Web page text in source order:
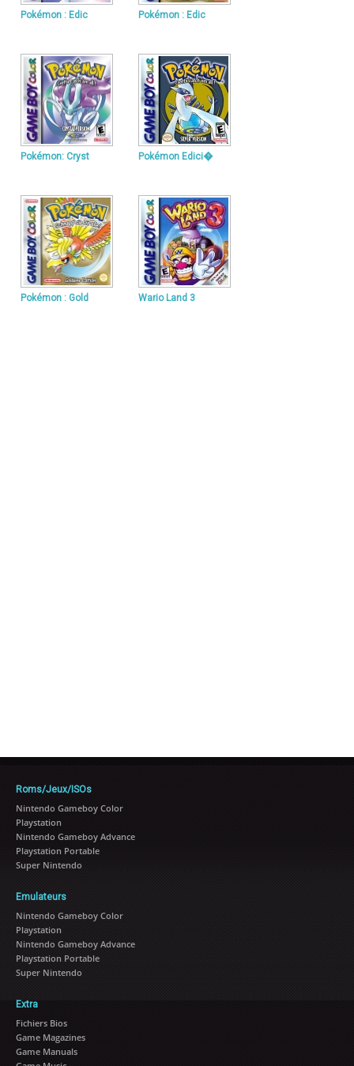
Pokémon : Edic Pokémon : Edic
Pokémon: Cryst Pokémon Edici�
Pokémon : Gold Wario Land 3
Roms/Jeux/ISOs
Nintendo Gameboy Color
Playstation
Nintendo Gameboy Advance
Playstation Portable
Super Nintendo
Emulateurs
Nintendo Gameboy Color
Playstation
Nintendo Gameboy Advance
Playstation Portable
Super Nintendo
Extra
Fichiers Bios
Game Magazines
Game Manuals